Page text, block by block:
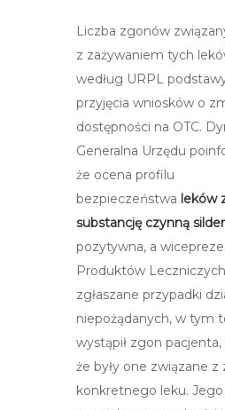
Liczba zgonów
z zażywaniem tych
według URPL
przyjęcia wniosków o
dostępności na OTC.
Generalna Urzędu
że ocena profilu
bezpieczeństwa leków
substancję czynną
pozytywna, a
Produktów
zgłaszane przypadki
niepożądanych, w tym
wystąpił zgon
że były one związane z
konkretnego leku.